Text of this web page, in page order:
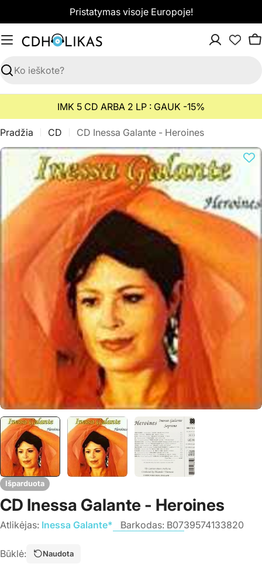
prie
turinio
Pristatymas visoje Europoje!
Paieška
IMK 5 CD ARBA 2 LP : GAUK -15%
Pradžia CD CD Inessa Galante - Heroines
Išparduota
CD Inessa Galante - Heroines
Atlikėjas: Inessa Galante* Barkodas: B0739574133820
Būklė: Naudota